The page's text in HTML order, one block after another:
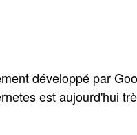
développé par
est aujourd'hui